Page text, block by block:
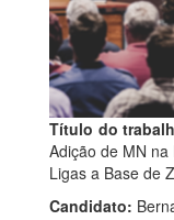
Título do
Adição de MN
Ligas a Base de
Candidato: